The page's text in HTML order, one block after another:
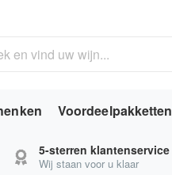
Voordeelpakketten
5-sterren klantenservice
Wij staan voor u klaar